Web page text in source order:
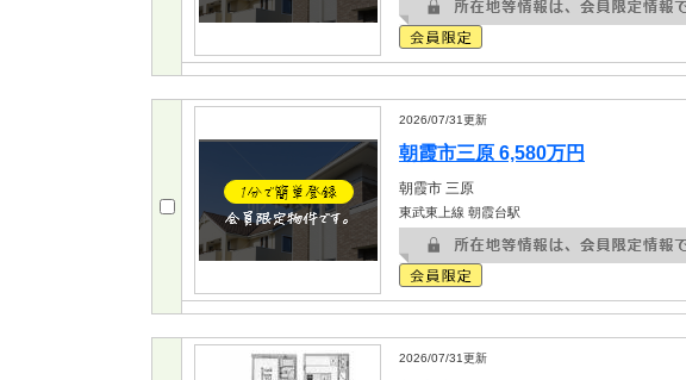
2026/07/31更新
朝霞市三原 6,580万円
朝霞市 三原
東武東上線 朝霞台駅
2026/07/31更新